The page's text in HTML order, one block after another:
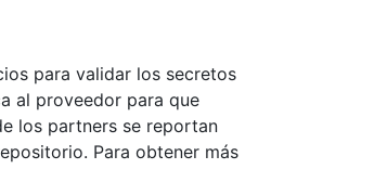
para validar los secretos
al proveedor para que
los partners se reportan
Para obtener más